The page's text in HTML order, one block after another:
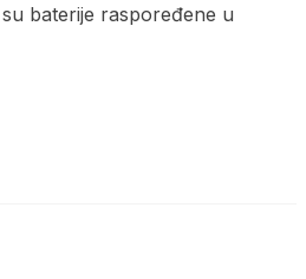
baterije raspoređene u